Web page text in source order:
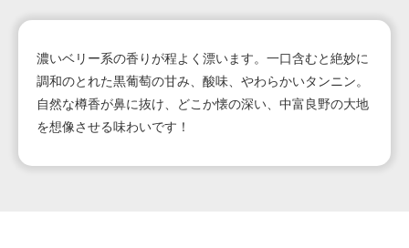
濃いベリー系の香りが程よく漂います。一口含むと絶妙に
調和のとれた黒葡萄の甘み、酸味、やわらかいタンニン。
自然な樽香が鼻に抜け、どこか懐の深い、中富良野の大地
を想像させる味わいです！